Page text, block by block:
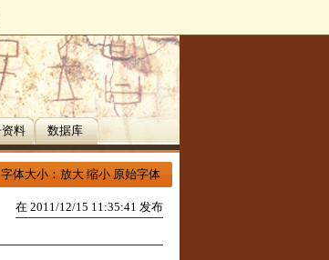
料 数据库
字体大小： 放大 缩小 原始字体
在 2011/12/15 11:35:41 发布